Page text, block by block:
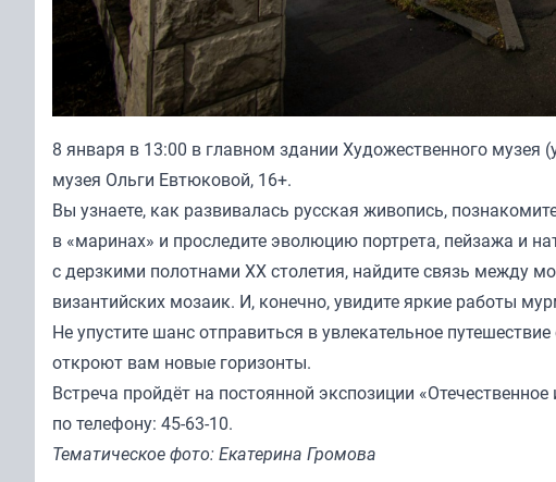
8 января в 13:00 в главном здании Художественного музея
музея Ольги Евтюковой, 16+.
Вы узнаете, как развивалась русская живопись,
в «маринах» и проследите эволюцию портрета, пейзажа и
с дерзкими полотнами XX столетия, найдите связь между
византийских мозаик. И, конечно, увидите яркие работы
Не упустите шанс отправиться в увлекательное
откроют вам новые горизонты.
Встреча пройдёт на постоянной экспозиции
по телефону: 45-63-10.
Тематическое фото: Екатерина Громова